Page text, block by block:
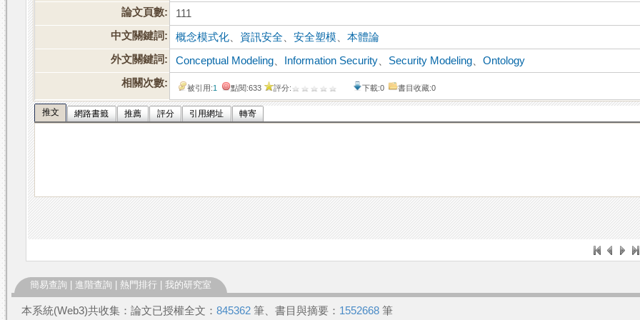
論文頁數:
111
中文關鍵詞:
概念模式化 資訊安全 、安全塑模 、本體論
外文關鍵詞:
Conceptual Modeling Information Security Security Modeling 、Ontology
相關次數:
被引用:1 點閱:633 評分: 下載:0 書目收藏:0
推文 網路書籤 推薦 評分 引用網址 轉寄
簡易查詢 進階查詢 熱門排行 我的研究室
本系統(Web3)共收集：論文已授權全文： 845362 筆、書目與摘要： 1552668 筆